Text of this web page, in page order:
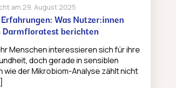
am 29. August 2025
Erfahrungen: Was Nutzer:innen
Darmfloratest berichten
Menschen interessieren sich für ihre
doch gerade in sensiblen
wie der Mikrobiom-Analyse zählt nicht